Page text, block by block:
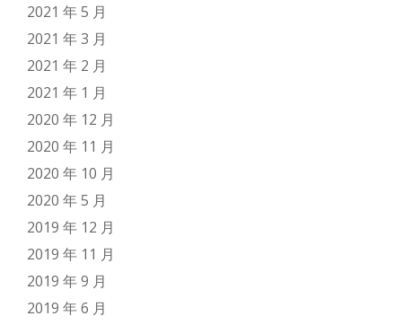
2021 年 5 月
2021 年 3 月
2021 年 2 月
2021 年 1 月
2020 年 12 月
2020 年 11 月
2020 年 10 月
2020 年 5 月
2019 年 12 月
2019 年 11 月
2019 年 9 月
2019 年 6 月